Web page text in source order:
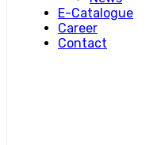
E-Catalogue
Career
Contact